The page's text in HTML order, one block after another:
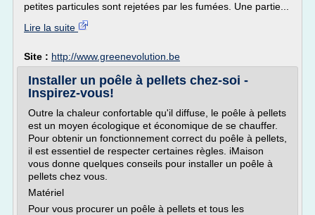
petites particules sont rejetées par les fumées. Une partie...
Lire la suite
Site : http://www.greenevolution.be
Installer un poêle à pellets chez-soi -
Inspirez-vous!
Outre la chaleur confortable qu'il diffuse, le poêle à pellets
est un moyen écologique et économique de se chauffer.
Pour obtenir un fonctionnement correct du poêle à pellets,
il est essentiel de respecter certaines règles. iMaison
vous donne quelques conseils pour installer un poêle à
pellets chez vous.
Matériel
Pour vous procurer un poêle à pellets et tous les